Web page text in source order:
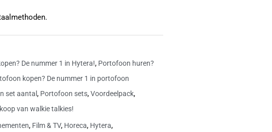
De nummer 1 in Hytera!, Portofoon huren?
kopen? De nummer 1 in portofoon
set aantal, Portofoon sets,Voordeelpack,
van walkie talkies!
, Film & TV, Horeca, Hytera,